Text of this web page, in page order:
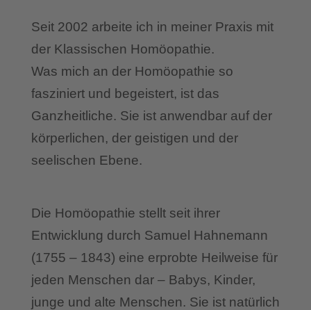
Seit 2002 arbeite ich in meiner Praxis mit
der Klassischen Homöopathie.
Was mich an der Homöopathie so
fasziniert und begeistert, ist das
Ganzheitliche. Sie ist anwendbar auf der
körperlichen, der geistigen und der
seelischen Ebene.
Die Homöopathie stellt seit ihrer
Entwicklung durch Samuel Hahnemann
(1755 – 1843) eine erprobte Heilweise für
jeden Menschen dar – Babys, Kinder,
junge und alte Menschen. Sie ist natürlich